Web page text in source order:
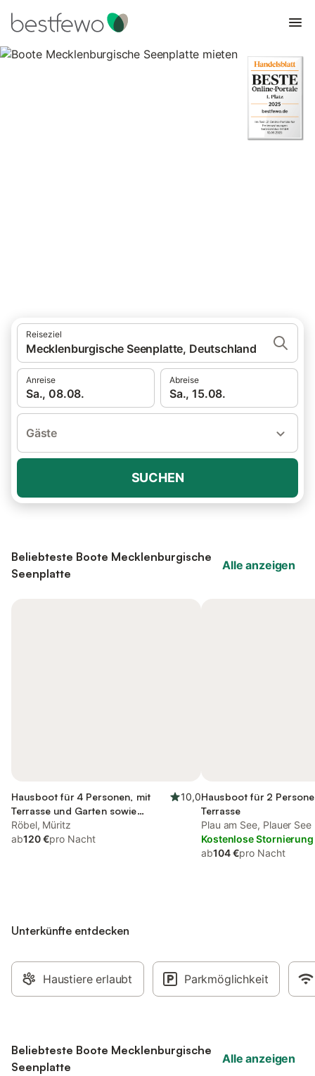
Reiseziel
Mecklenburgische Seenplatte, Deutschland
Anreise
Sa., 08.08.
Abreise
Sa., 15.08.
Gäste
SUCHEN
Beliebteste Boote Mecklenburgische
Seenplatte
Alle anzeigen
Hausboot für 4 Personen, mit
Terrasse und Garten sowie
Seeblick
10,0
Röbel, Müritz
ab120 €pro Nacht
Hausboot für 2
Terrasse
Plau am See, Plauer See
Kostenlose Stornierung
ab104 €pro Nacht
Unterkünfte entdecken
Haustiere erlaubt Parkmöglichkeit
Beliebteste Boote Mecklenburgische
Seenplatte
Alle anzeigen